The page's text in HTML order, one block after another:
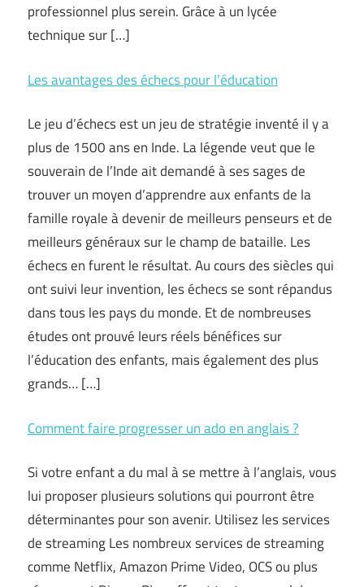
professionnel plus serein. Grâce à un lycée
technique sur […]
Les avantages des échecs pour l’éducation
Le jeu d’échecs est un jeu de stratégie inventé il y a
plus de 1500 ans en Inde. La légende veut que le
souverain de l’Inde ait demandé à ses sages de
trouver un moyen d’apprendre aux enfants de la
famille royale à devenir de meilleurs penseurs et de
meilleurs généraux sur le champ de bataille. Les
échecs en furent le résultat. Au cours des siècles qui
ont suivi leur invention, les échecs se sont répandus
dans tous les pays du monde. Et de nombreuses
études ont prouvé leurs réels bénéfices sur
l’éducation des enfants, mais également des plus
grands… […]
Comment faire progresser un ado en anglais ?
Si votre enfant a du mal à se mettre à l’anglais, vous
lui proposer plusieurs solutions qui pourront être
déterminantes pour son avenir. Utilisez les services
de streaming Les nombreux services de streaming
comme Netflix, Amazon Prime Video, OCS ou plus